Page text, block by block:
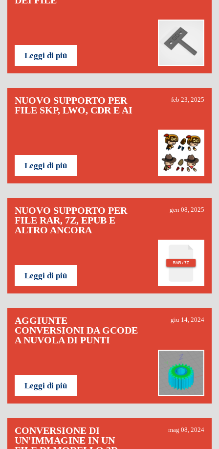
Leggi di più
NUOVO SUPPORTO PER
FILE SKP, LWO, CDR E AI
feb 23, 2025
Leggi di più
NUOVO SUPPORTO PER
FILE RAR, 7Z, EPUB E
ALTRO ANCORA
gen 08, 2025
Leggi di più
AGGIUNTE
CONVERSIONI DA GCODE
A NUVOLA DI PUNTI
giu 14, 2024
Leggi di più
CONVERSIONE DI
UN'IMMAGINE IN UN
mag 08, 2024